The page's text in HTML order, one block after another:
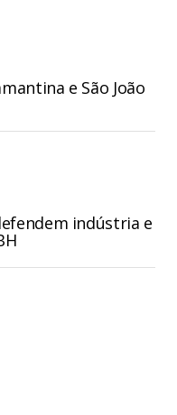
e São João
indústria e